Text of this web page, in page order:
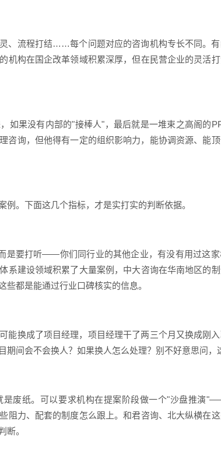
、流程打结……每个问题对应的咨询机构专长不同。
机构在国企改革领域积累深厚，但在民营企业的灵活打
如果没有内部的"接棒人"，最后就是一堆束之高阁的
询，但他得有一定的组织影响力，能协调资源、能顶
。下面这几个指标，才是实打实的判断依据。
是要打听——你们同行业的其他企业，有没有用过这
系建设领域积累了大量案例，中大咨询在华南地区的
都是能通过行业口碑核实的信息。
能换成了项目经理，项目经理干了两三个月又换成刚
间会不会换人？如果换人怎么处理？别不好意思问，
是废纸。可以要求机构在提案阶段做一个"沙盘推演
阻力、配套的制度怎么跟上。和君咨询、北大纵横在
断。